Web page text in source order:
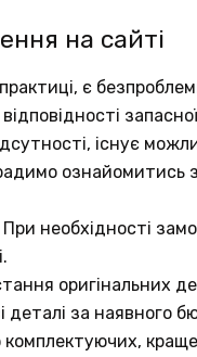
на сайті
є
існує
необхідності
деталі за наявного
краще